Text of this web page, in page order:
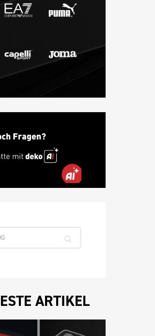
ARTIKEL